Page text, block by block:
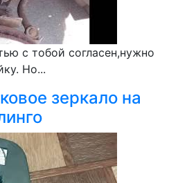
с тобой согласен,нужно
Но...
зеркало на